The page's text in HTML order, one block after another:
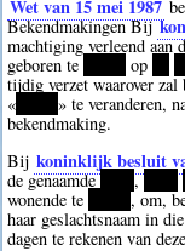
Wet van 15 mei 1987
Bekendmakingen Bij
machtiging verleend aan
geboren te
op
tijdig verzet waarover zal
« *****» te veranderen,
bekendmaking.
Bij koninklijk besluit
de genaamde
,
wonende te
*****, om,
haar geslachtsnaam in
dagen te rekenen van